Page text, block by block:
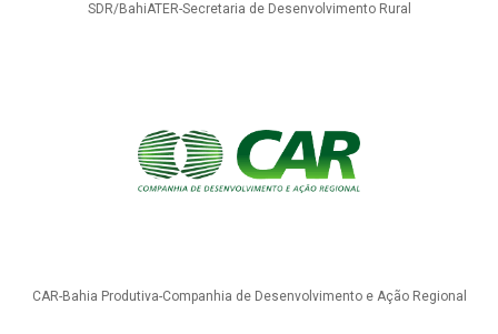
SDR/BahiATER-Secretaria de Desenvolvimento Rural
CAR-Bahia Produtiva-Companhia de Desenvolvimento e Ação Regional